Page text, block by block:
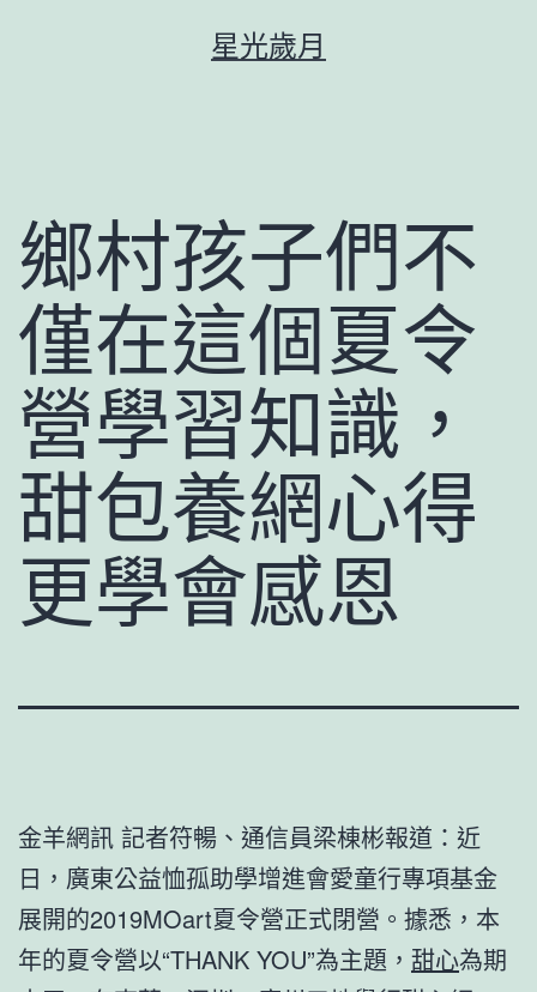
星光歲月
鄉村孩子們不
僅在這個夏令
營學習知識，
甜包養網心得
更學會感恩
金羊網訊 記者符暢、通信員梁棟彬報道：近
日，廣東公益恤孤助學增進會愛童行專項基金
展開的2019MOart夏令營正式閉營。據悉，本
年的夏令營以“THANK YOU”為主題， 甜心為期